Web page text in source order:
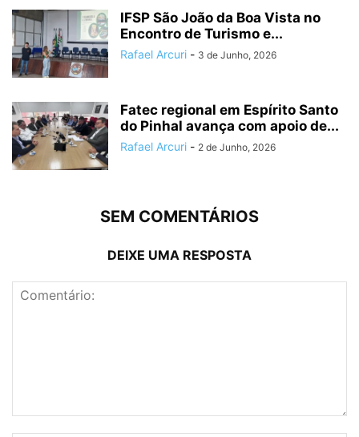
IFSP São João da Boa Vista no
Encontro de Turismo e...
Rafael Arcuri - 3 de Junho, 2026
Fatec regional em Espírito Santo
do Pinhal avança com apoio de...
Rafael Arcuri - 2 de Junho, 2026
SEM COMENTÁRIOS
DEIXE UMA RESPOSTA